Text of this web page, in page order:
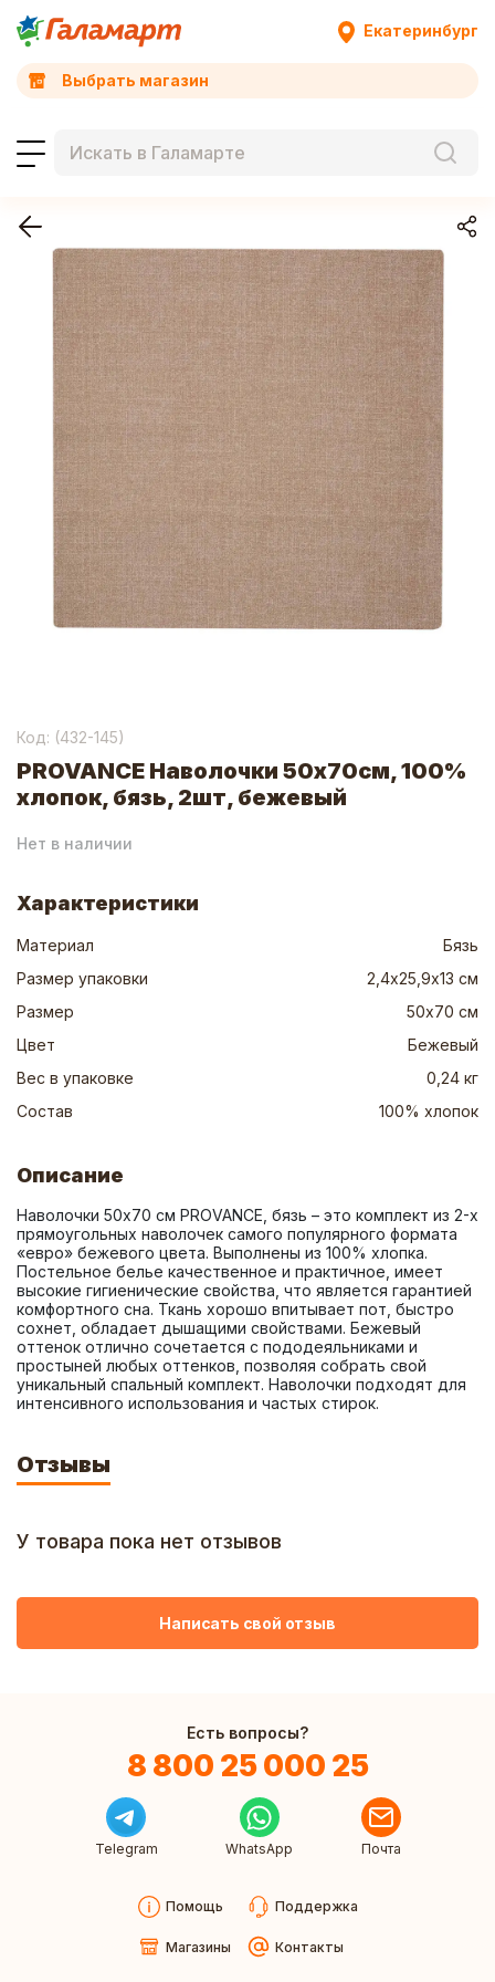
Екатеринбург
Выбрать магазин
Код: (432-145)
PROVANCE Наволочки 50х70см, 100%
хлопок, бязь, 2шт, бежевый
Нет в наличии
Характеристики
Материал
Бязь
Размер упаковки
2,4х25,9х13 см
Размер
50х70 см
Цвет
Бежевый
Вес в упаковке
0,24 кг
Состав
100% хлопок
Описание
Наволочки 50х70 см PROVANCE, бязь – это комплект из 2-х
прямоугольных наволочек самого популярного формата
«евро» бежевого цвета. Выполнены из 100% хлопка.
Постельное белье качественное и практичное, имеет
высокие гигиенические свойства, что является гарантией
комфортного сна. Ткань хорошо впитывает пот, быстро
сохнет, обладает дышащими свойствами. Бежевый
оттенок отлично сочетается с пододеяльниками и
простыней любых оттенков, позволяя собрать свой
уникальный спальный комплект. Наволочки подходят для
интенсивного использования и частых стирок.
Отзывы
У товара пока нет отзывов
Написать свой отзыв
Есть вопросы?
8 800 25 000 25
Telegram WhatsApp Почта
Помощь Поддержка
Магазины Контакты